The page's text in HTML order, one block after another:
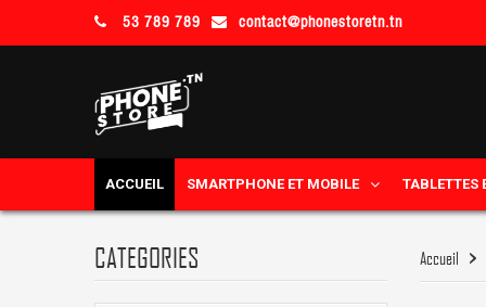
53 789 789 contact@phonestoretn.tn
ACCUEIL SMARTPHONE ET MOBILE TABLETTES
CATEGORIES Accueil